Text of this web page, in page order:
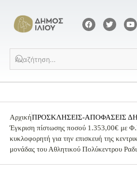
ΑρχικήΠΡΟΣΚΛΗΣΕΙΣ-ΑΠΟΦΑΣΕΙΣ
Έγκριση πίστωσης ποσού 1.353,00€ με
κυκλοφορητή για την επισκευή της
μονάδας του Αθλητικού Πολύκεντρου